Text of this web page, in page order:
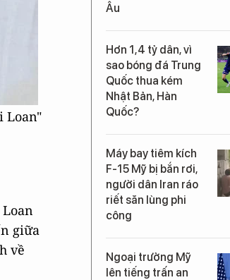
Loan"
giữa
về
Âu
Hơn 1,4 tỷ dân, vì
sao bóng đá Trung
Quốc thua kém
Nhật Bản, Hàn
Quốc?
Máy bay tiêm kích
F-15 Mỹ bị bắn rơi,
người dân Iran ráo
riết săn lùng phi
công
Ngoại trưởng Mỹ
lên tiếng trấn an